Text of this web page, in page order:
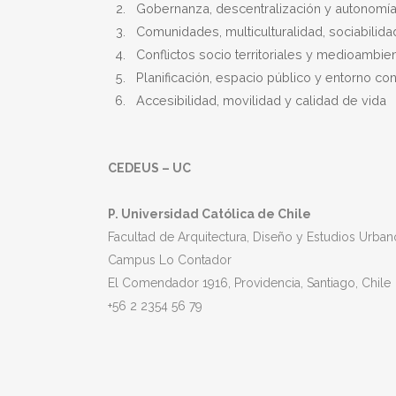
Gobernanza, descentralización y
Comunidades, multiculturalidad,
Conflictos socio territoriales y
Planificación, espacio público y entorno
Accesibilidad, movilidad y calidad de vida
CEDEUS – UC
P. Universidad Católica de Chile
Facultad de Arquitectura, Diseño y Estudios
Campus Lo Contador
El Comendador 1916, Providencia, Santiago, Chile
+56 2 2354 56 79